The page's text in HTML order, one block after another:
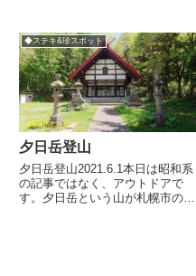
を開設したとのことで、私設博物
館というところでしょうか。１階
展示室は、常設展示で北海道及
び...
◆ステキ&珍スポット
夕日岳登山
夕日岳登山2021.6.1本日は昭和系
の記事ではなく、アウトドアで
す。夕日岳という山が札幌市の定